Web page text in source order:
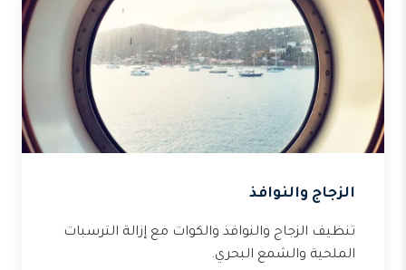
الزجاج والنوافذ
تنظيف الزجاج والنوافذ والكوات مع إزالة الترسبات
الملحية والشمع البحري.